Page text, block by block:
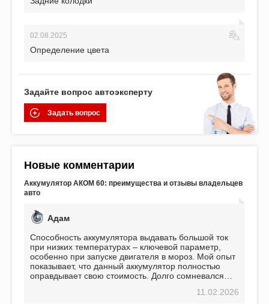
02.08.2025
Определение цвета
Задайте вопрос автоэксперту
Задать вопрос
Новые комментарии
Аккумулятор АКОМ 60: преимущества и отзывы владельцев
авто
Адам
Способность аккумулятора выдавать большой ток
при низких температурах – ключевой параметр,
особенно при запуске двигателя в мороз. Мой опыт
показывает, что данный аккумулятор полностью
оправдывает свою стоимость. Долго сомневался
пожалел. Считаю, что это отличное вложение,11.02.2026